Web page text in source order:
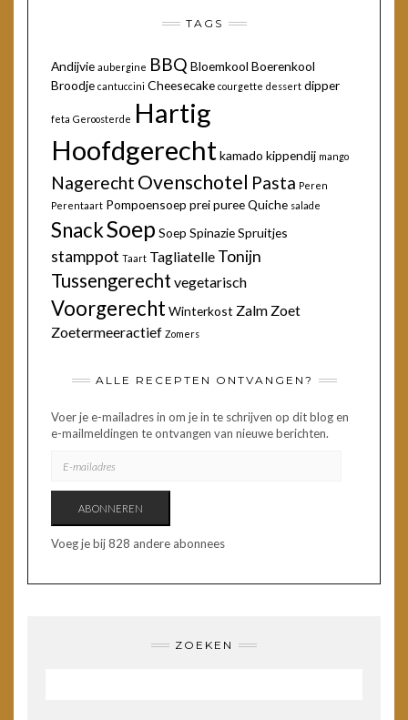
TAGS
Andijvie aubergine BBQ Bloemkool Boerenkool
Broodje cantuccini Cheesecake courgette dessert dipper
feta Geroosterde Hartig
Hoofdgerechtkamado kippendij mango
Nagerecht Ovenschotel Pasta Peren
Perentaart Pompoensoep preipureeQuiche salade
SnackSoep Soep SpinazieSpruitjes
stamppot Taart Tagliatelle Tonijn
Tussengerecht vegetarisch
VoorgerechtWinterkost Zalm Zoet
Zoetermeeractief Zomers
ALLE RECEPTEN ONTVANGEN?
Voer je e-mailadres in om je in te schrijven op dit blog en
e-mailmeldingen te ontvangen van nieuwe berichten.
MAILADRES
ABONNEREN
Voeg je bij 828 andere abonnees
ZOEKEN